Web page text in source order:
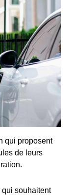
qui proposent
de leurs
souhaitent